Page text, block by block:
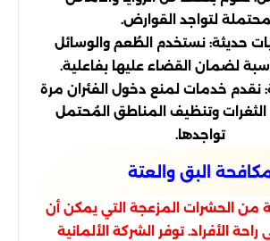
لتواجد القوارض.
حديثة: نستخدم الطُعم والوسائل
لضمان القضاء عليها بفاعلية.
نقدم خدمات لمنع دخول الفئران مرة
وتنظيف المناطق المُحتمل
تواجدها.
البق والعتة
من الحشرات المزعجة التي يمكن أن
راحة الأفراد. توفر الشركة الألمانية